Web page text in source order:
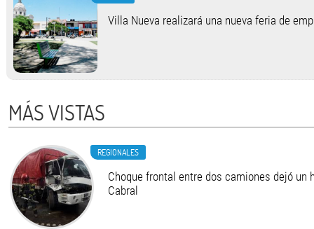
Villa Nueva realizará una nueva feria de
MÁS VISTAS
REGIONALES
Choque frontal entre dos camiones dejó un
Cabral